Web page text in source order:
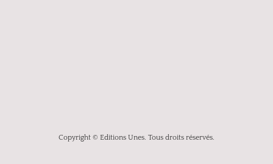
Copyright © Editions Unes. Tous droits réservés.